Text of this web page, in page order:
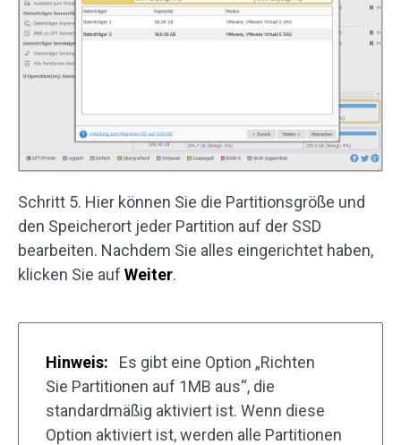
Schritt 5. Hier können Sie die Partitionsgröße und
den Speicherort jeder Partition auf der SSD
bearbeiten. Nachdem Sie alles eingerichtet haben,
klicken Sie auf Weiter.
Hinweis:
Es gibt eine Option „Richten
Sie Partitionen auf 1MB aus“, die
standardmäßig aktiviert ist. Wenn diese
Option aktiviert ist, werden alle Partitionen